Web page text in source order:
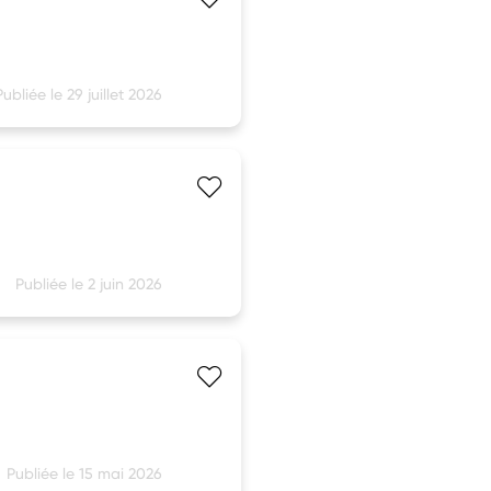
le 29 juillet 2026
Publiée le 2 juin 2026
Publiée le 15 mai 2026